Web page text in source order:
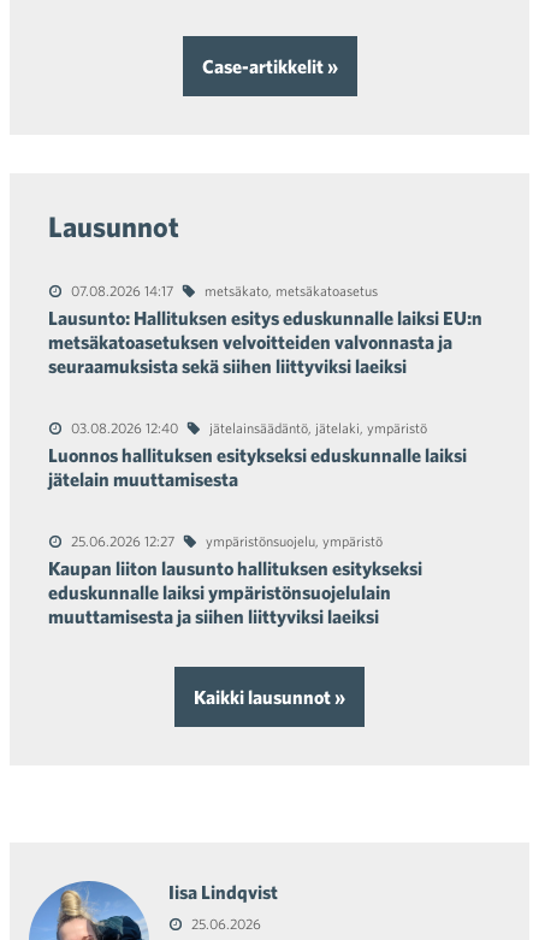
Case-artikkelit »
Lausunnot
07.08.2026 14:17 metsäkato, metsäkatoasetus
Lausunto: Hallituksen esitys eduskunnalle laiksi EU:n
metsäkatoasetuksen velvoitteiden valvonnasta ja
seuraamuksista sekä siihen liittyviksi laeiksi
03.08.2026 12:40 jätelainsäädäntö, jätelaki, ympäristö
Luonnos hallituksen esitykseksi eduskunnalle laiksi
jätelain muuttamisesta
25.06.2026 12:27 ympäristönsuojelu, ympäristö
Kaupan liiton lausunto hallituksen esitykseksi
eduskunnalle laiksi ympäristönsuojelulain
muuttamisesta ja siihen liittyviksi laeiksi
Kaikki lausunnot »
Iisa Lindqvist
25.06.2026